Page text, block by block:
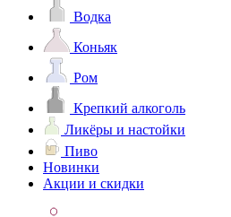
Водка
Коньяк
Ром
Крепкий алкоголь
Ликёры и настойки
Пиво
Новинки
Акции и скидки